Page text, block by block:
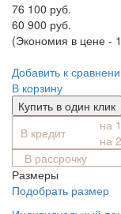
76 100 руб.
60 900 руб.
(Экономия в цене -
Добавить к
В корзину
Купить в один клик
В кредит
на
на
В рассрочку
Размеры
Подобрать размер